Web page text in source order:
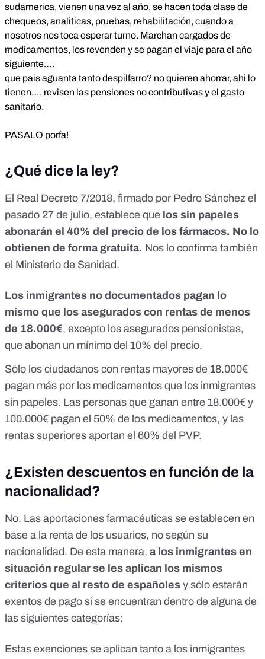
sudamerica, vienen una vez al año, se hacen toda clase de
chequeos, analiticas, pruebas, rehabilitación, cuando a
nosotros nos toca esperar turno. Marchan cargados de
medicamentos, los revenden y se pagan el viaje para el año
siguiente….
que pais aguanta tanto despilfarro? no quieren ahorrar, ahi lo
tienen…. revisen las pensiones no contributivas y el gasto
sanitario.
PASALO porfa!
¿Qué dice la ley?
El Real Decreto 7/2018, firmado por Pedro Sánchez el
pasado 27 de julio, establece que los sin papeles
abonarán el 40% del precio de los fármacos. No lo
obtienen de forma gratuita. Nos lo confirma también
el Ministerio de Sanidad.
Los inmigrantes no documentados pagan lo
mismo que los asegurados con rentas de menos
de 18.000€, excepto los asegurados pensionistas,
que abonan un mínimo del 10% del precio.
Sólo los ciudadanos con rentas mayores de 18.000€
pagan más por los medicamentos que los inmigrantes
sin papeles. Las personas que ganan entre 18.000€ y
100.000€ pagan el 50% de los medicamentos, y las
rentas superiores aportan el 60% del PVP.
¿Existen descuentos en función de la
nacionalidad?
No. Las aportaciones farmacéuticas se establecen en
base a la renta de los usuarios, no según su
nacionalidad. De esta manera, a los inmigrantes en
situación regular se les aplican los mismos
criterios que al resto de españoles y sólo estarán
exentos de pago si se encuentran dentro de alguna de
las siguientes categorías:
Estas exenciones se aplican tanto a los inmigrantes